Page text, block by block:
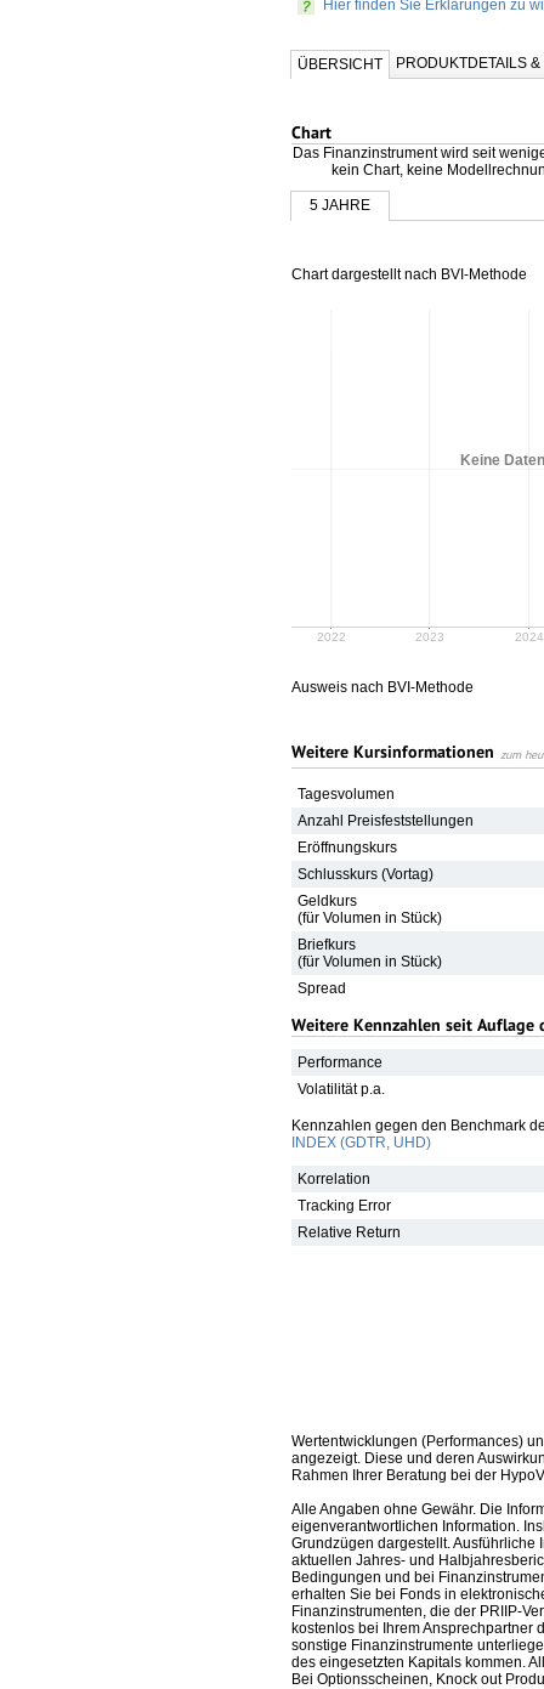
Hier finden Sie Erklärungen zu
ÜBERSICHT PRODUKTDETAILS
Chart
Das Finanzinstrument wird seit
kein Chart, keine
5 JAHRE
Chart dargestellt nach BVI-Methode
2022 2023 2024
Keine
Ausweis nach BVI-Methode
Weitere Kursinformationen zum
Tagesvolumen
Anzahl Preisfeststellungen
Eröffnungskurs
Schlusskurs (Vortag)
Geldkurs
(für Volumen in Stück)
Briefkurs
(für Volumen in Stück)
Spread
Weitere Kennzahlen seit Auflage
Performance
Volatilität p.a.
Kennzahlen gegen den Benchmark
INDEX (GDTR, UHD)
Korrelation
Tracking Error
Relative Return
Wertentwicklungen (Performances)
angezeigt. Diese und deren
Rahmen Ihrer Beratung bei der
Alle Angaben ohne Gewähr. Die
eigenverantwortlichen Information.
Grundzügen dargestellt.
aktuellen Jahres- und
Bedingungen und bei
erhalten Sie bei Fonds in
Finanzinstrumenten, die der PRIIP-
kostenlos bei Ihrem Ansprechpartner
sonstige Finanzinstrumente
des eingesetzten Kapitals kommen.
Bei Optionsscheinen, Knock out